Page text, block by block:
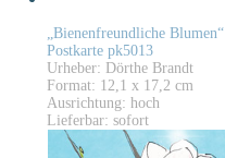
„Bienenfreundliche Blumen“
Postkarte pk5013
Urheber: Dörthe Brandt
Format: 12,1 x 17,2 cm
Ausrichtung: hoch
Lieferbar: sofort